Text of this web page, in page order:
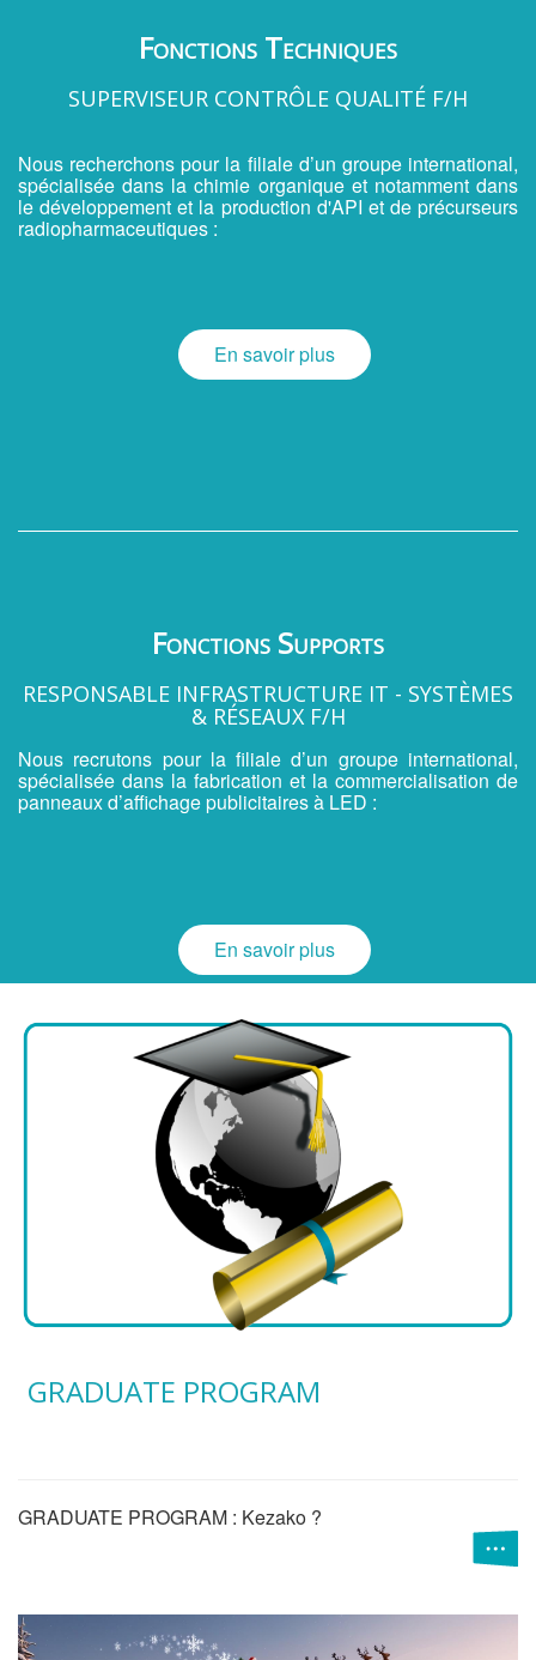
Fonctions Techniques
SUPERVISEUR CONTRÔLE QUALITÉ F/H
Nous recherchons pour la filiale d’un groupe international,
spécialisée dans la chimie organique et notamment dans
le développement et la production d'API et de précurseurs
radiopharmaceutiques :
En savoir plus
Fonctions Supports
RESPONSABLE INFRASTRUCTURE IT - SYSTÈMES
& RÉSEAUX F/H
Nous recrutons pour la filiale d’un groupe international,
spécialisée dans la fabrication et la commercialisation de
panneaux d’affichage publicitaires à LED :
En savoir plus
GRADUATE PROGRAM
GRADUATE PROGRAM : Kezako ?